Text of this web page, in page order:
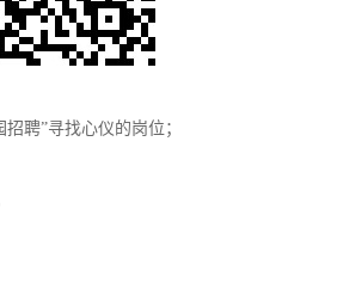
聘”寻找心仪的岗位；